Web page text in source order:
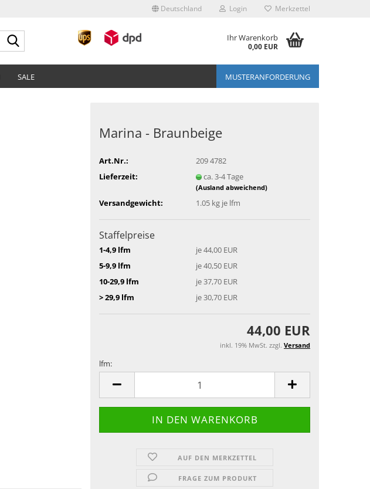
Deutschland Login Merkzettel
Ihr Warenkorb
0,00 EUR
SALE MUSTERANFORDERUNG
Marina - Braunbeige
Art.Nr.:
209 4782
Lieferzeit:
ca. 3-4 Tage
(Ausland abweichend)
Versandgewicht: 1.05 kg je lfm
Staffelpreise
1-4,9 lfm
je 44,00 EUR
5-9,9 lfm
je 40,50 EUR
10-29,9 lfm
je 37,70 EUR
> 29,9 lfm
je 30,70 EUR
44,00 EUR
inkl. 19% MwSt. zzgl. Versand
lfm:
AUF DEN MERKZETTEL
FRAGE ZUM PRODUKT